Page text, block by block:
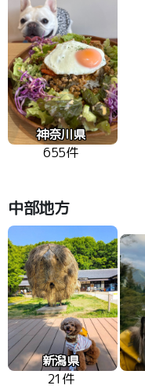
神奈川県
655件
中部地方
新潟県
21件